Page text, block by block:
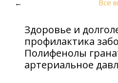
← Все
Здоровье и
профилактика
Полифенолы
артериальное